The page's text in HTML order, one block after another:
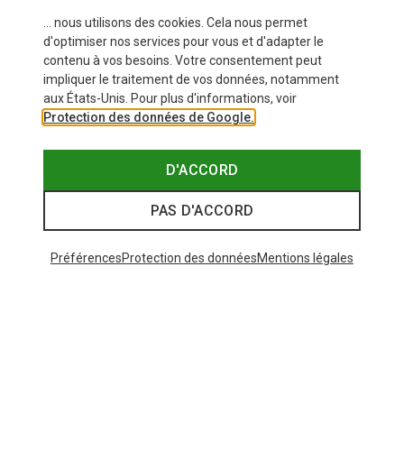
... nous utilisons des cookies. Cela nous permet
d'optimiser nos services pour vous et d'adapter le
contenu à vos besoins. Votre consentement peut
impliquer le traitement de vos données, notamment
aux États-Unis. Pour plus d'informations, voir
Protection des données de Google.
D'ACCORD
PAS D'ACCORD
PréférencesProtection des donnéesMentions légales